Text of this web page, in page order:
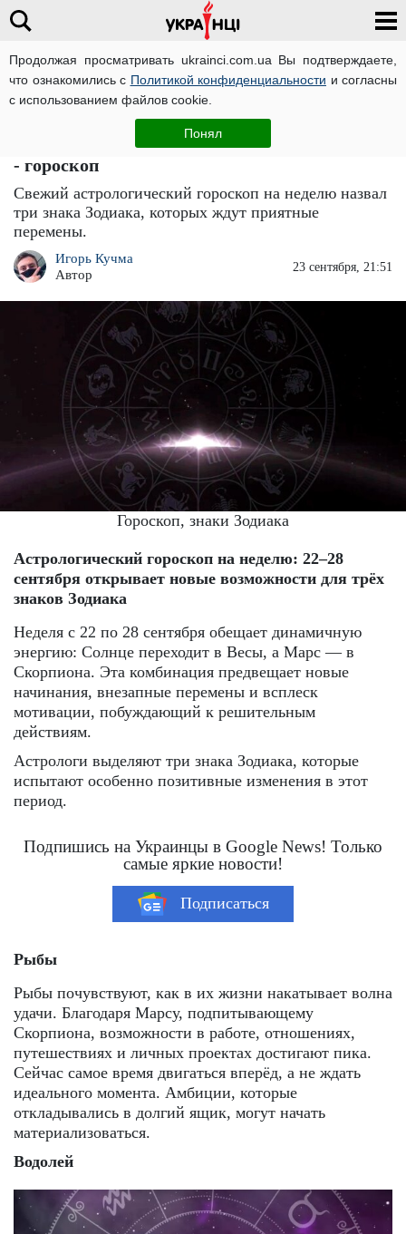
Продолжая просматривать ukrainci.com.ua Вы подтверждаете,
что ознакомились с Политикой конфиденциальности и согласны
с использованием файлов cookie.
Понял
Большие новости
Жизнь изменится в лучшую сторону: три
знака Зодиака, которых порадует Вселенная
- гороскоп
Свежий астрологический гороскоп на неделю назвал
три знака Зодиака, которых ждут приятные
перемены.
Игорь Кучма
Автор
23 сентября, 21:51
Гороскоп, знаки Зодиака
Астрологический гороскоп на неделю: 22–28
сентября открывает новые возможности для трёх
знаков Зодиака
Неделя с 22 по 28 сентября обещает динамичную
энергию: Солнце переходит в Весы, а Марс — в
Скорпиона. Эта комбинация предвещает новые
начинания, внезапные перемены и всплеск
мотивации, побуждающий к решительным
действиям.
Астрологи выделяют три знака Зодиака, которые
испытают особенно позитивные изменения в этот
период.
Подпишись на Украинцы в Google News! Только
самые яркие новости!
Подписаться
Рыбы
Рыбы почувствуют, как в их жизни накатывает волна
удачи. Благодаря Марсу, подпитывающему
Скорпиона, возможности в работе, отношениях,
путешествиях и личных проектах достигают пика.
Сейчас самое время двигаться вперёд, а не ждать
идеального момента. Амбиции, которые
откладывались в долгий ящик, могут начать
материализоваться.
Водолей